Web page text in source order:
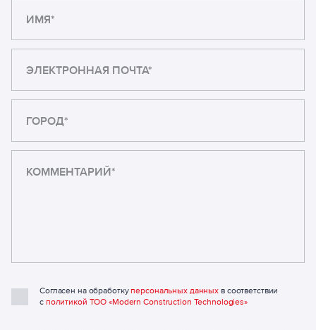
ИМЯ*
ЭЛЕКТРОННАЯ ПОЧТА*
ГОРОД*
Согласен на обработку персональных данных в соответствии
с политикой ТОО «Modern Construction Technologies»